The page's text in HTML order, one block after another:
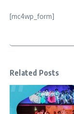
[mc4wp_form]
Related Posts